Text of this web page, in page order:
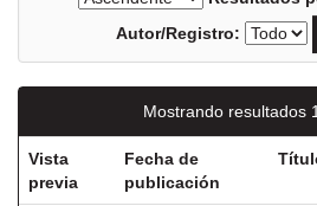
Autor/Registro:
Mostrando resultados
Vista
previa
Fecha de
publicación